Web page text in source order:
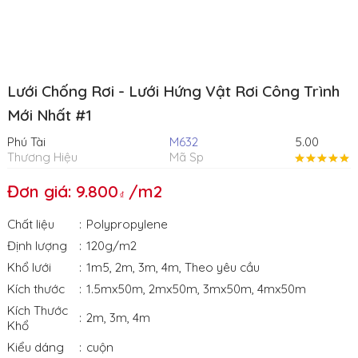
Lưới Chống Rơi - Lưới Hứng Vật Rơi Công Trình
Mới Nhất #1
Phú Tài
Thương Hiệu
M632
Mã Sp
5.00
Đơn giá: 9.800 /m2
Chất liệu
Polypropylene
Định lượng
120g/m2
Khổ lưới
1m5, 2m, 3m, 4m, Theo yêu cầu
Kích thước
1.5mx50m, 2mx50m, 3mx50m, 4mx50m
Kích Thước
Khổ
2m, 3m, 4m
Kiểu dáng
cuộn